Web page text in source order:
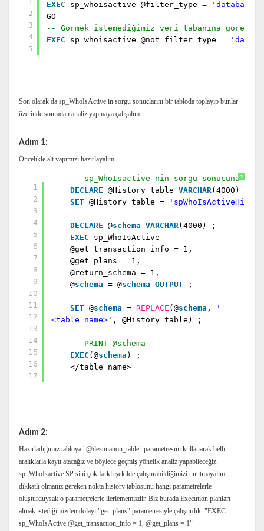
2
3
4
5
EXEC
sp_whoisactive @filter_type = 'database'
GO
-- Görmek istemediğimiz veri tabanına göre
EXEC
sp_whoisactive @not_filter_type =
Son olarak da sp_WhoIsActive in sorgu sonuçlarını bir tabloda toplayıp bunlar
üzerinde sonradan analiz yapmaya çalışalım.
Adım 1:
Öncelikle alt yapımızı hazırlayalım.
?
1
2
3
4
5
6
7
8
9
10
11
12
13
14
15
16
17
-- sp_WhoIsactive nin sorgu sonucuna
DECLARE @History_table VARCHAR(4000) ;
SET @History_table =
DECLARE @schema VARCHAR(4000) ;
EXEC
sp_WhoIsActive
@get_transaction_info = 1,
@get_plans = 1,
@return_schema = 1,
@schema = @schema OUTPUT ;
SET @schema = REPLACE (@schema ,
'
<table_name>' , @History_table) ;
-- PRINT @schema
EXEC (@schema ) ;
</table_name>
Adım 2:
Hazırladığımız tabloya "@destination_table" parametresini kullanarak belli
aralıklarla kayıt atacağız ve böylece geçmiş yönelik analiz yapabileceğiz.
sp_WhoIsactive SP sini çok farklı şekilde çalıştırabildiğimizi unutmayalım
dikkatli olmanız gereken nokta history tablosunu hangi parametrelerle
oluşturduysak o parametrelerle ilerlememizdir. Biz burada Execution planları
almak istediğimizden dolayı "get_plans" parametresiyle çalıştırdık. "EXEC
sp_WhoIsActive @get_transaction_info = 1, @get_plans = 1"